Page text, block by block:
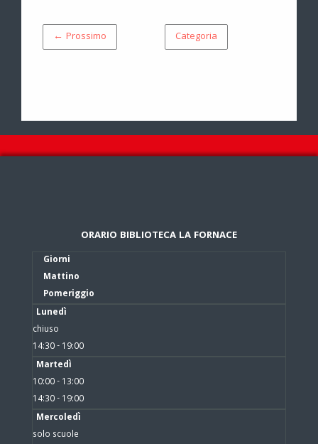
← Prossimo Categoria
ORARIO BIBLIOTECA LA FORNACE
Giorni
Mattino
Pomeriggio
Lunedì
chiuso
14:30 - 19:00
Martedì
10:00 - 13:00
14:30 - 19:00
Mercoledì
solo scuole